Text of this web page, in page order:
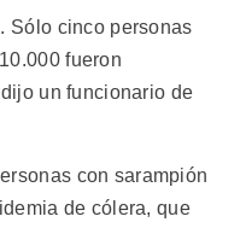
Sólo cinco personas
fueron
un funcionario de
con sarampión
de cólera, que